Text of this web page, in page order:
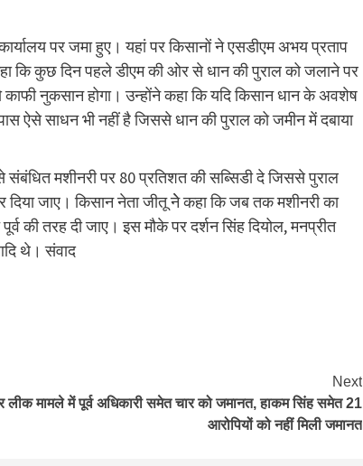
पर जमा हुए। यहां पर किसानों ने एसडीएम अभय प्रताप
कि कुछ दिन पहले डीएम की ओर से धान की पुराल को जलाने पर
नुकसान होगा। उन्होंने कहा कि यदि किसान धान के अवशेष
ऐसे साधन भी नहीं है जिससे धान की पुराल को जमीन में दबाया
संबंधित मशीनरी पर 80 प्रतिशत की सब्सिडी दे जिससे पुराल
जाए। किसान नेता जीतू नेे कहा कि जब तक मशीनरी का
की तरह दी जाए। इस मौके पर दर्शन सिंह दियोल, मनप्रीत
थे। संवाद
Next
लीक मामले में पूर्व अधिकारी समेत चार को जमानत, हाकम सिंह समेत 21
आरोपियों को नहीं मिली जमानत